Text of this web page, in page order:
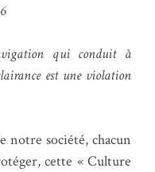
qui conduit à
est une violation
notre société, chacun
cette « Culture